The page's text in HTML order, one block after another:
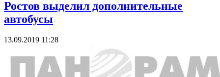
Ростов выделил дополнительные
автобусы
13.09.2019 11:28